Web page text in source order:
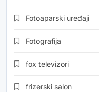
Fotoaparski uređaji
Fotografija
fox televizori
frizerski salon